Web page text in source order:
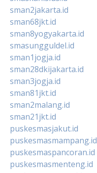
sman2jakarta.id
sman68jkt.id
sman8yogyakarta.id
smasungguldel.id
sman1jogja.id
sman28dkijakarta.id
sman3jogja.id
sman81jkt.id
sman2malang.id
sman21jkt.id
puskesmasjakut.id
puskesmasmampang.id
puskesmaspancoran.id
puskesmasmenteng.id